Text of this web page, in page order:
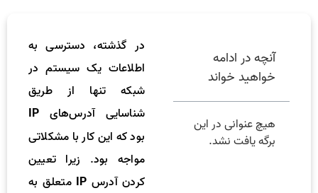
آنچه در ادامه
خواهید خواند
هیچ عنوانی در این
برگه یافت نشد.
در گذشته، دسترسی به
اطلاعات یک سیستم در
شبکه تنها از طریق
شناسایی آدرس‌های IP
بود که این کار با مشکلاتی
مواجه بود. زیرا تعیین
کردن آدرس IP متعلق به